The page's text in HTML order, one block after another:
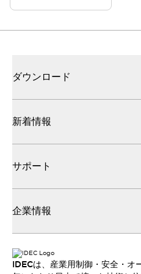
ダウンロード
新着情報
サポート
企業情報
IDECは、産業用制御・安全・オ